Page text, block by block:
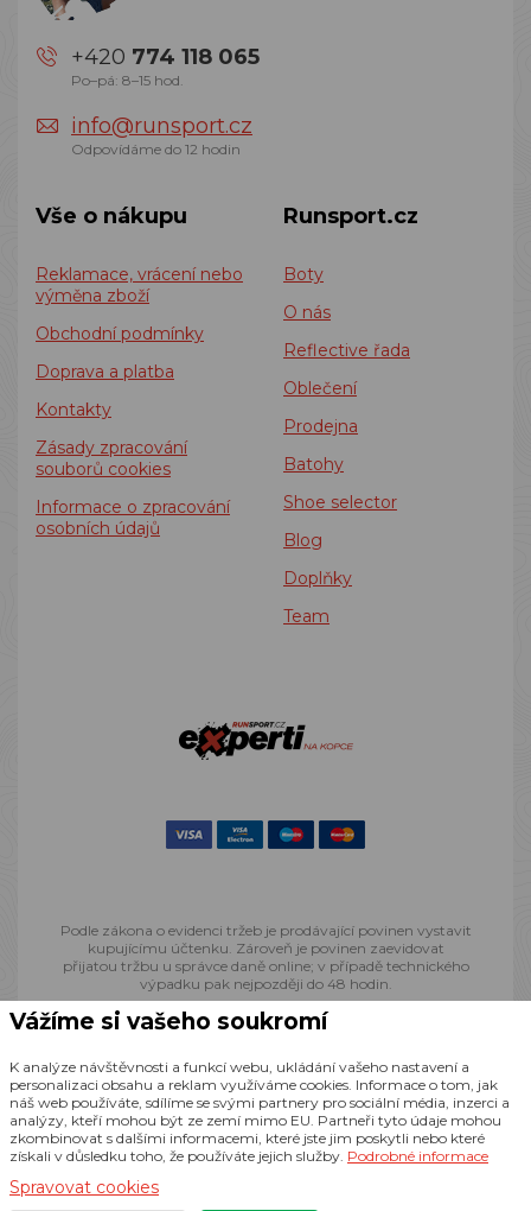
+420 774 118 065
Po–pá: 8–15 hod.
info@runsport.cz
Odpovídáme do 12 hodin
Vše o nákupu
Reklamace, vrácení nebo
výměna zboží
Obchodní podmínky
Doprava a platba
Kontakty
Zásady zpracování
souborů cookies
Informace o zpracování
osobních údajů
Runsport.cz
Boty
O nás
Reflective řada
Oblečení
Prodejna
Batohy
Shoe selector
Blog
Doplňky
Team
Podle zákona o evidenci tržeb je prodávající povinen vystavit
kupujícímu účtenku. Zároveň je povinen zaevidovat
přijatou tržbu u správce daně online; v případě technického
výpadku pak nejpozději do 48 hodin.
RealizaceCZECHGROUP.cz
Vážíme si vašeho soukromí
K analýze návštěvnosti a funkcí webu, ukládání vašeho nastavení a
personalizaci obsahu a reklam využíváme cookies. Informace o tom, jak
náš web používáte, sdílíme se svými partnery pro sociální média, inzerci a
analýzy, kteří mohou být ze zemí mimo EU. Partneři tyto údaje mohou
zkombinovat s dalšími informacemi, které jste jim poskytli nebo které
získali v důsledku toho, že používáte jejich služby. Podrobné informace
Spravovat cookies